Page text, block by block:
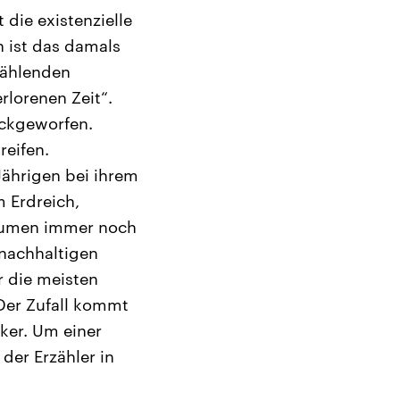
die existenzielle
ist das damals
Zeit“.
bei ihrem
Erdreich,
immer noch
die meisten
Zufall kommt
Um einer
Erzähler in